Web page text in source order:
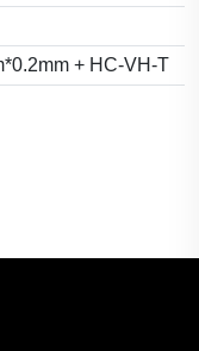
+ HC-VH-T